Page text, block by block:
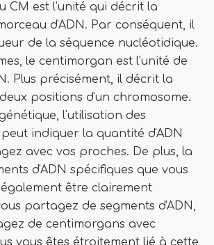
CM est l'unité qui décrit la
d'ADN. Par conséquent, il
de la séquence nucléotidique.
le centimorgan est l'unité de
Plus précisément, il décrit la
positions d'un chromosome.
l'utilisation des
indiquer la quantité d'ADN
avec vos proches. De plus, la
d'ADN spécifiques que vous
être clairement
partagez de segments d'ADN,
de centimorgans avec
vous êtes étroitement lié à cette